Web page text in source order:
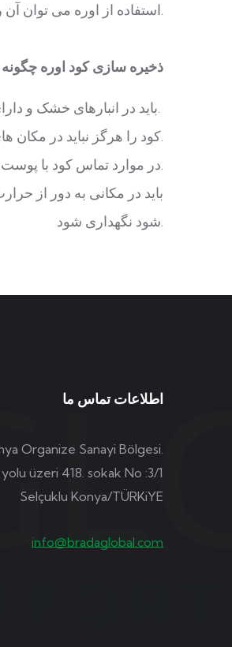
استفاده از اوره می توان آن را به صورت آبیاری قطره ای به ریشه و یا با اسپری آن روی برگ ها از آن استفاده نمود.
ذخیره سازی کود اوره
باید در انبارهای خشک و دارای تهویه مناسب نگهداری شود.
کود را هرگز نباید در مکان های مرطوب نگهداری کرد.
در موارد تماس کود با پوست باید حتما" از دستکش استفاده شود.
باید در مکانی به دور از
شود نگهداری شود.
اطلاعات تماس ما
Organize Sanayi Bölgesi.
üzeri 418. sokak No :3/1
Selçuklu Konya/TÜRKiYE
info@bradaglobal.com